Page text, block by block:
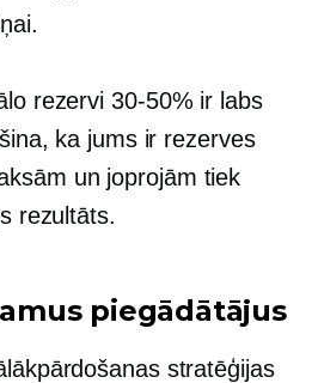
rezervi 30-50% ir labs
ka jums ir rezerves
un joprojām tiek
rezultāts.
piegādātājus
stratēģijas